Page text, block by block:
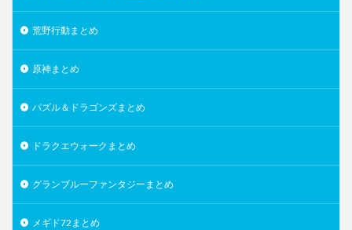
荒野行動まとめ
原神まとめ
パズル＆ドラゴンズまとめ
ドラクエウォークまとめ
グランブルーファンタジーまとめ
メギド72まとめ